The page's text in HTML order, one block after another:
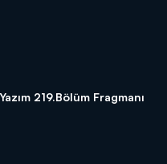
219.Bölüm Fragmanı